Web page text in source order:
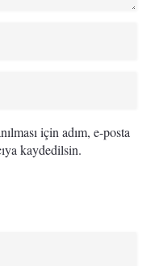
için adım, e-posta
kaydedilsin.